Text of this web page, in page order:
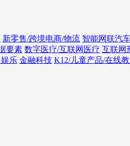
新零售/跨境电商/物流 智能网联汽
要素 数字医疗/互联网医疗 互联网
乐 金融科技 K12/儿童产品/在线